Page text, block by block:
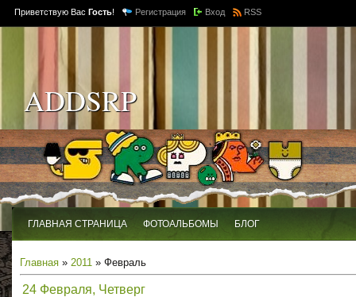
Приветствую Вас Гость! Регистрация Вход RSS
ADDSRP
ГЛАВНАЯ СТРАНИЦА ФОТОАЛЬБОМЫ БЛОГ
Главная » 2011 » Февраль
24 Февраля, Четверг